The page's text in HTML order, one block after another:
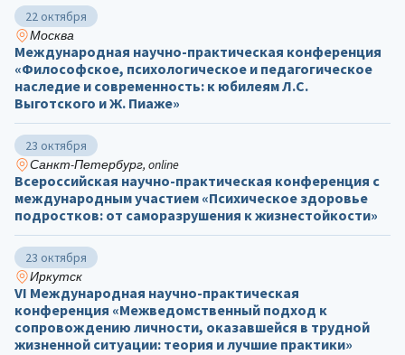
22 октября
Москва
Международная научно-практическая конференция
«Философское, психологическое и педагогическое
наследие и современность: к юбилеям Л.С.
Выготского и Ж. Пиаже»
23 октября
Санкт-Петербург, online
Всероссийская научно-практическая конференция с
международным участием «Психическое здоровье
подростков: от саморазрушения к жизнестойкости»
23 октября
Иркутск
VI Международная научно-практическая
конференция «Межведомственный подход к
сопровождению личности, оказавшейся в трудной
жизненной ситуации: теория и лучшие практики»